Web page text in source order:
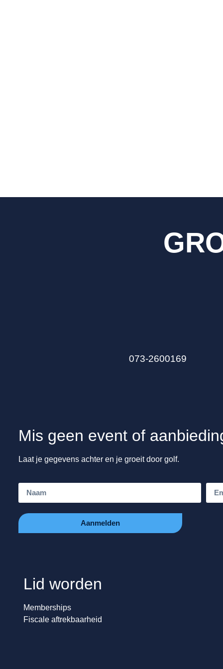
073-2600169
Mis geen event of
Laat je gegevens achter en je groeit door golf.
Aanmelden
Lid worden
Memberships
Fiscale aftrekbaarheid